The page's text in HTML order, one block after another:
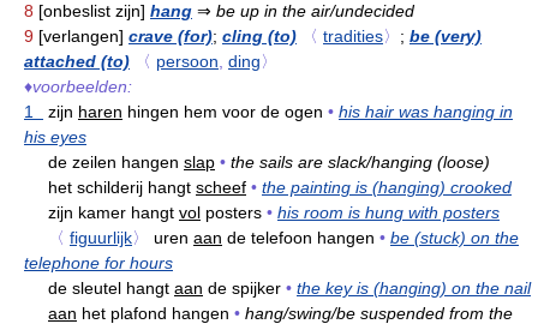
8 [onbeslist zijn] hang ⇒ be up in the air/undecided
9 [verlangen] crave (for); cling (to) 〈 tradities〉 ; be (very)
attached (to)
〈 persoon ding〉
♦voorbeelden:
1
zijn haren hingen hem voor de ogen • his hair was hanging in
his eyes
de zeilen hangen slap • the sails are slack/hanging (loose)
het schilderij hangt scheef • the painting is (hanging) crooked
zijn kamer hangt vol posters • his room is hung with posters
〈 figuurlijk〉 uren aan de telefoon hangen • be (stuck) on the
telephone for hours
de sleutel hangt aan de spijker • the key is (hanging) on the nail
aan het plafond hangen • hang/swing/be suspended from the